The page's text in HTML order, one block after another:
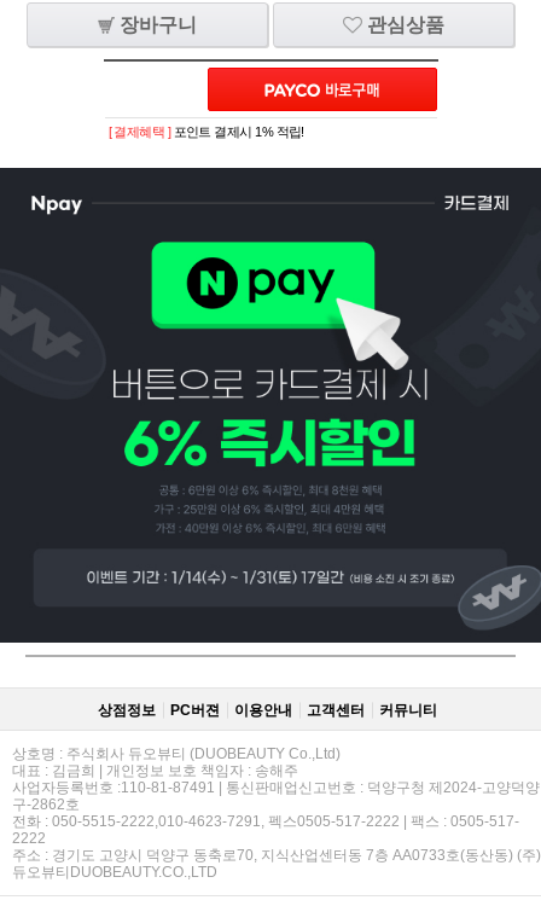
장바구니 관심상품
PAYCO 바로
[ 결제혜택 ] 포인트 결제시 1% 적립!
상점정보 PC버젼 이용안내 고객센터 커뮤니티
상호명 : 주식회사 듀오뷰티 (DUOBEAUTY Co.,Ltd)
대표 : 김금희 | 개인정보 보호 책임자 : 송해주
사업자등록번호 :110-81-87491 | 통신판매업신고번호 : 덕양구청 제2024-고양덕양
구-2862호
전화 : 050-5515-2222,010-4623-7291, 펙스0505-517-2222 | 팩스 : 0505-517-
2222
주소 : 경기도 고양시 덕양구 동축로70, 지식산업센터동 7층 AA0733호(동산동) (주)
듀오뷰티DUOBEAUTY.CO.,LTD